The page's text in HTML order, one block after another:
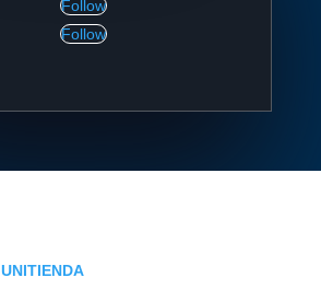
Follow
Follow
UNITIENDA